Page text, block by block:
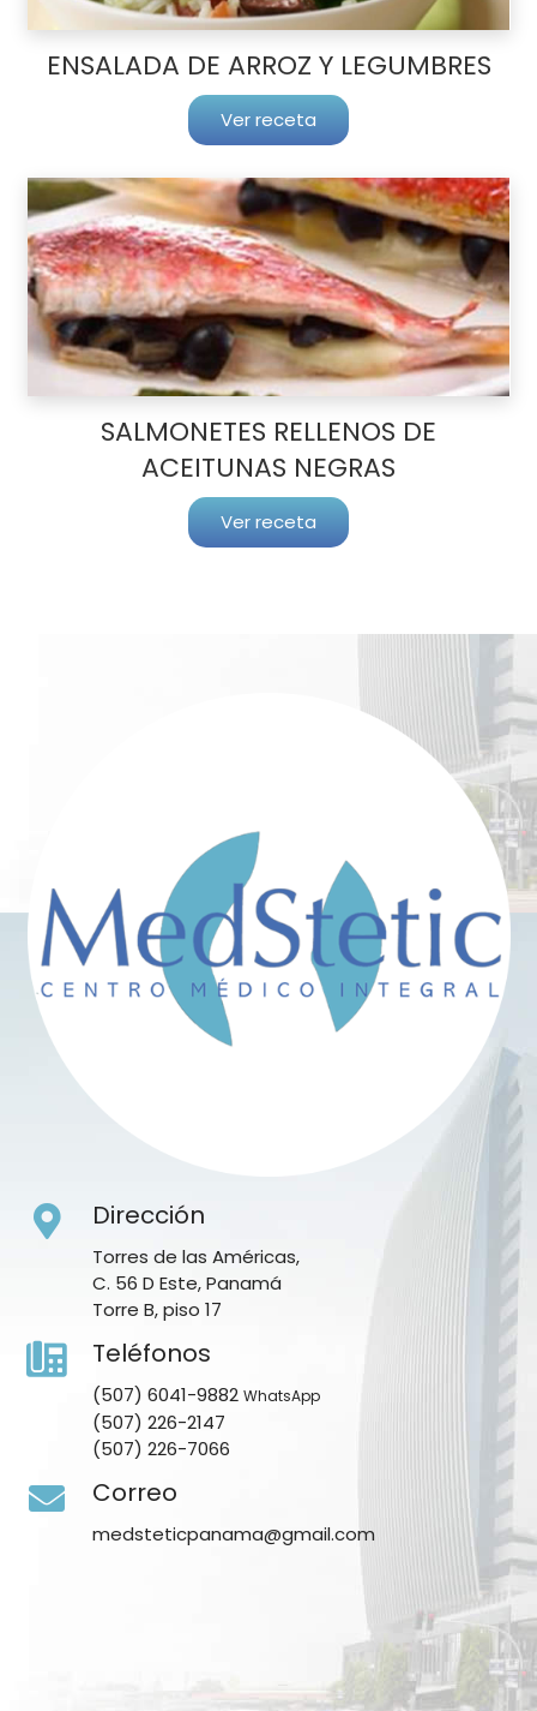
ENSALADA DE ARROZ Y LEGUMBRES
Ver receta
SALMONETES RELLENOS DE
ACEITUNAS NEGRAS
Ver receta
Dirección
Torres de las Américas,
C. 56 D Este, Panamá
Torre B, piso 17
Teléfonos
(507) 6041-9882 WhatsApp
(507) 226-2147
(507) 226-7066
Correo
medsteticpanama@gmail.com